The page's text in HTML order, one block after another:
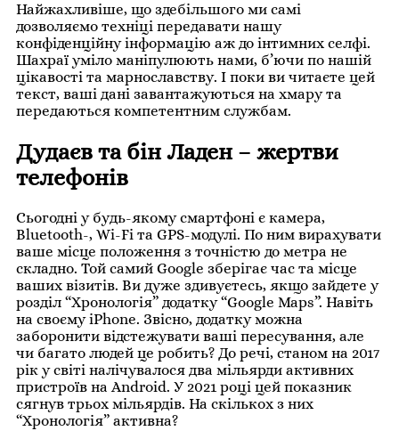
Найжахливіше, що здебільшого ми самі
дозволяємо техніці передавати нашу
конфіденційну інформацію аж до інтимних селфі.
Шахраї уміло маніпулюють нами, б’ючи по нашій
цікавості та марнославству. І поки ви читаєте цей
текст, ваші дані завантажуються на хмару та
передаються компетентним службам.
Дудаєв та бін Ладен – жертви
телефонів
Сьогодні у будь-якому смартфоні є камера,
Bluetooth-, Wi-Fi та GPS-модулі. По ним вирахувати
ваше місце положення з точністю до метра не
складно. Той самий Google зберігає час та місце
ваших візитів. Ви дуже здивуєтесь, якщо зайдете у
розділ “Хронологія” додатку “Google Maps”. Навіть
на своєму iPhone. Звісно, додатку можна
заборонити відстежувати ваші пересування, але
чи багато людей це робить? До речі, станом на 2017
рік у світі налічувалося два мільярди активних
пристроїв на Android. У 2021 році цей показник
сягнув трьох мільярдів. На скількох з них
“Хронологія” активна?